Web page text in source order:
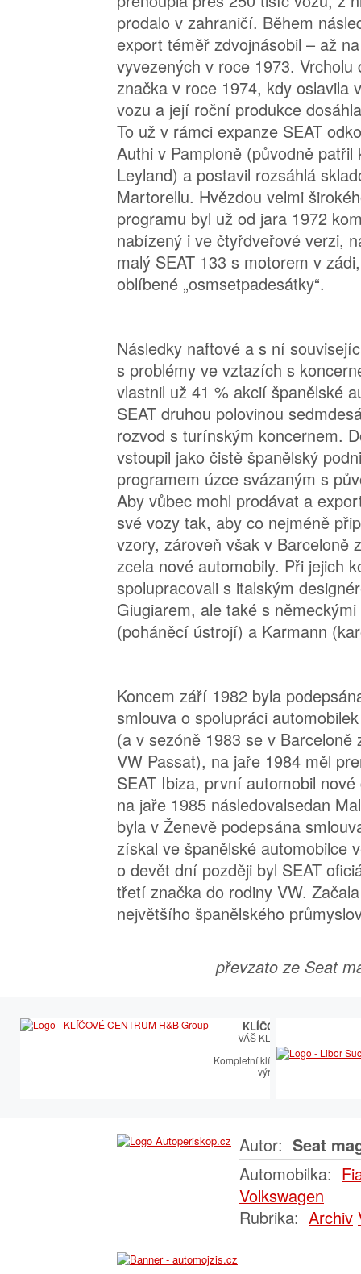
prodalo v zahraničí. Během
export téměř zdvojnásobil – až
vyvezených v roce 1973. Vrcholu
značka v roce 1974, kdy oslavila
vozu a její roční produkce
To už v rámci expanze SEAT
Authi v Pamploně (původně patřil
Leyland) a postavil rozsáhlá
Martorellu. Hvězdou velmi
programu byl už od jara 1972
nabízený i ve čtyřdveřové verzi,
malý SEAT 133 s motorem v
oblíbené „osmsetpadesátky“.
Následky naftové a s ní
s problémy ve vztazích s
vlastnil už 41 % akcií španělské
SEAT druhou polovinou
rozvod s turínským koncernem.
vstoupil jako čistě španělský
programem úzce svázaným s
Aby vůbec mohl prodávat a
své vozy tak, aby co nejméně
vzory, zároveň však v Barceloně
zcela nové automobily. Při jejich
spolupracovali s italským
Giugiarem, ale také s
(poháněcí ústrojí) a Karmann
Koncem září 1982 byla
smlouva o spolupráci
(a v sezóně 1983 se v Barceloně
VW Passat), na jaře 1984 měl
SEAT Ibiza, první automobil
na jaře 1985 následovalsedan
byla v Ženevě podepsána
získal ve španělské automobilce
o devět dní později byl SEAT
třetí značka do rodiny VW.
největšího španělského
převzato ze Seat
KLÍČOVÉ CENTRUM
VÁŠ KLÍČOVÝ PARTNER
Kompletní klíčařský sortiment
výroby autoklíčů
Autor: Seat
Automobilka:
Volkswagen
Rubrika: Archiv